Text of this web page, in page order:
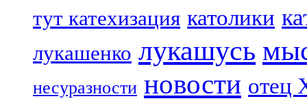
тут катехизация католики
лукашенко лукашусь
несуразности новости отец